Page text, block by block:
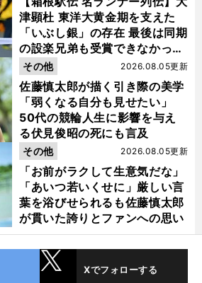
前
へ
津顕杜 東洋大黄金期を支えた
「いぶし銀」の存在 最後は同期
の設楽兄弟も受賞できなかった
金栗杯に輝く
佐藤慎太郎が描く引き際の美学
「弱くなる自分も見せたい」
50代の競輪人生に影響を与え
る伏見俊昭の死にも言及
2026.08.05更新
その他
「お前がラクして生意気だな」
「あいつ若いくせに」厳しい言
葉を浴びせられるも佐藤慎太郎
が貫いた誇りとファンへの思い
2026.08.05更新
その他
Xでフォローする